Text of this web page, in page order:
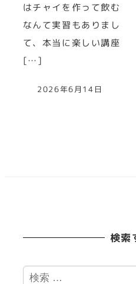
はチャイを作って飲む
なんて実習もありまし
て、本当に楽しい講座
[…]
2026年6月14日
検索
検